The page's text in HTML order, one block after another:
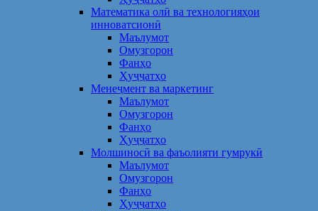
Математика олӣ ва технологияҳои
инноватсионӣ
Маълумот
Омузгорон
Фанҳо
Ҳуҷҷатҳо
Менеҷмент ва маркетинг
Маълумот
Омузгорон
Фанҳо
Ҳуҷҷатҳо
Молшиносӣ ва фаъолияти гумрукӣ
Маълумот
Омузгорон
Фанҳо
Ҳуҷҷатҳо